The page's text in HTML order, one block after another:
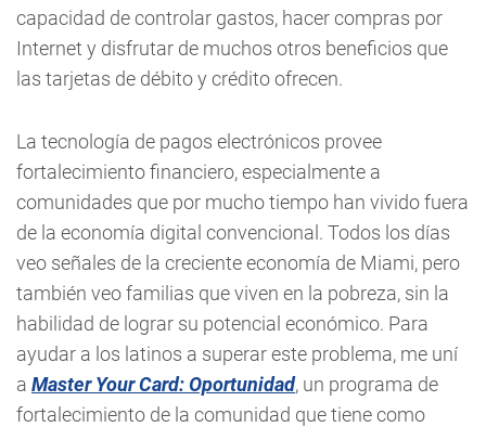
capacidad de controlar gastos, hacer compras por
Internet y disfrutar de muchos otros beneficios que
las tarjetas de débito y crédito ofrecen.
La tecnología de pagos electrónicos provee
fortalecimiento financiero, especialmente a
comunidades que por mucho tiempo han vivido fuera
de la economía digital convencional. Todos los días
veo señales de la creciente economía de Miami, pero
también veo familias que viven en la pobreza, sin la
habilidad de lograr su potencial económico. Para
ayudar a los latinos a superar este problema, me uní
a Master Your Card: Oportunidad, un programa de
fortalecimiento de la comunidad que tiene como